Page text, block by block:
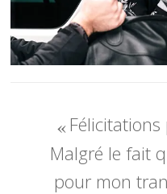
Félicitations
Malgré le fait
pour mon